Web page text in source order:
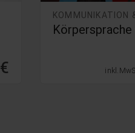
€
KOMMUNIKATION
inkl.